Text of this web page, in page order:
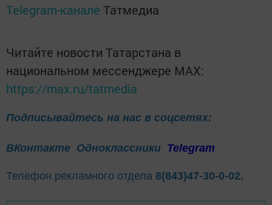
Telegram-канале Татмедиа
Читайте новости Татарстана в
национальном мессенджере MАХ:
https://max.ru/tatmedia
Подписывайтесь на нас в соцсетях:
ВКонтакте Одноклассники Telegram
Телефон рекламного отдела 8(843)47-30-0-02.